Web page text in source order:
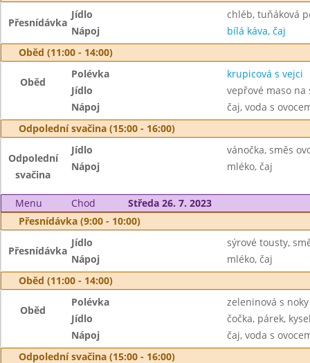
Přesnídávka
Jídlo
chléb, tuňáková
Nápoj
bílá káva, čaj
Oběd (11:00 - 14:00)
Oběd
Polévka
krupicová s vejci
Jídlo
vepřové maso na
Nápoj
čaj, voda s
Odpolední svačina (15:00 - 16:00)
Odpolední
svačina
Jídlo
vánočka, směs
Nápoj
mléko, čaj
Menu Chod
Středa 26. 7. 2023
Přesnídávka (9:00 - 10:00)
Přesnídávka
Jídlo
sýrové tousty,
Nápoj
mléko, čaj
Oběd (11:00 - 14:00)
Oběd
Polévka
zeleninová s noky
Jídlo
čočka, párek,
Nápoj
čaj, voda s
Odpolední svačina (15:00 - 16:00)